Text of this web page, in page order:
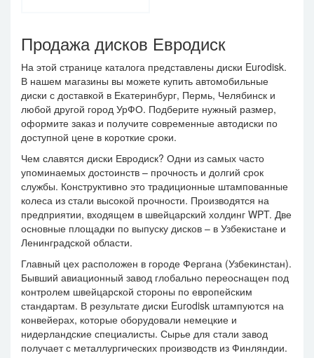
Продажа дисков Евродиск
На этой странице каталога представлены диски Eurodisk.
В нашем магазины вы можете купить автомобильные
диски с доставкой в Екатеринбург, Пермь, Челябинск и
любой другой город УрФО. Подберите нужный размер,
оформите заказ и получите современные автодиски по
доступной цене в короткие сроки.
Чем славятся диски Евродиск? Одни из самых часто
упоминаемых достоинств – прочность и долгий срок
службы. Конструктивно это традиционные штампованные
колеса из стали высокой прочности. Производятся на
предприятии, входящем в швейцарский холдинг WPT. Две
основные площадки по выпуску дисков – в Узбекистане и
Ленинградской области.
Главный цех расположен в городе Фергана (Узбекинстан).
Бывший авиационный завод глобально переоснащен под
контролем швейцарской стороны по европейским
стандартам. В результате диски Eurodisk штампуются на
конвейерах, которые оборудовали немецкие и
нидерландские специалисты. Сырье для стали завод
получает с металлургических производств из Финляндии.